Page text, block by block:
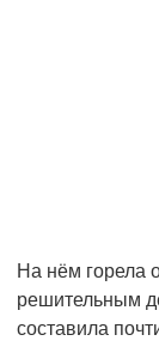
На нём горела
решительным
составила